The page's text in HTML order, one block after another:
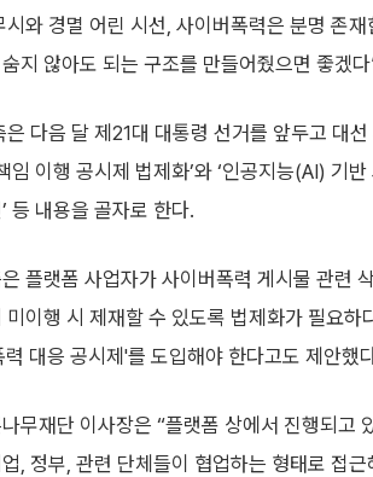
시와 경멸 어린 시선, 사이버폭력은 분명 존
지 않아도 되는 구조를 만들어줬으면 좋겠
은 다음 달 제21대 대통령 선거를 앞두고 대
임 이행 공시제 법제화’와 ‘인공지능(AI) 기
등 내용을 골자로 한다.
플랫폼 사업자가 사이버폭력 게시물 관련
미이행 시 제재할 수 있도록 법제화가 필요
대응 공시제'를 도입해야 한다고도 제안했
무재단 이사장은 “플랫폼 상에서 진행되고
, 정부, 관련 단체들이 협업하는 형태로 접